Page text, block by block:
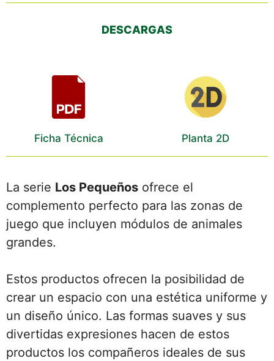
DESCARGAS
Ficha Técnica Planta 2D
La serie Los Pequeños ofrece el
complemento perfecto para las zonas de
juego que incluyen módulos de animales
grandes.
Estos productos ofrecen la posibilidad de
crear un espacio con una estética uniforme y
un diseño único. Las formas suaves y sus
divertidas expresiones hacen de estos
productos los compañeros ideales de sus